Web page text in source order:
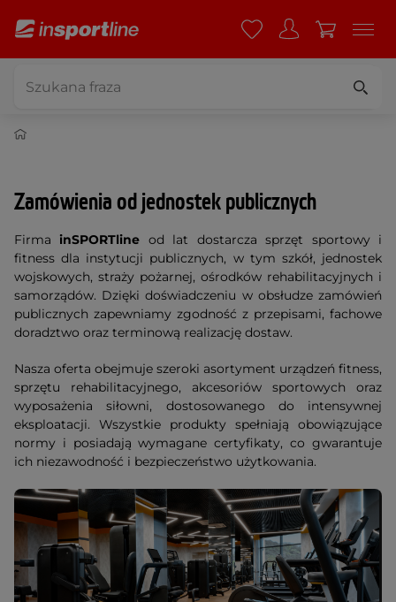
Zamówienia od jednostek publicznych
Firma inSPORTline od lat dostarcza sprzęt sportowy i
fitness dla instytucji publicznych, w tym szkół, jednostek
wojskowych, straży pożarnej, ośrodków rehabilitacyjnych i
samorządów. Dzięki doświadczeniu w obsłudze zamówień
publicznych zapewniamy zgodność z przepisami, fachowe
doradztwo oraz terminową realizację dostaw.
Nasza oferta obejmuje szeroki asortyment urządzeń fitness,
sprzętu rehabilitacyjnego, akcesoriów sportowych oraz
wyposażenia siłowni, dostosowanego do intensywnej
eksploatacji. Wszystkie produkty spełniają obowiązujące
normy i posiadają wymagane certyfikaty, co gwarantuje
ich niezawodność i bezpieczeństwo użytkowania.